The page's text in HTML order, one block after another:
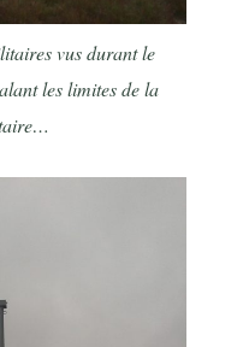
vus durant le
les limites de la